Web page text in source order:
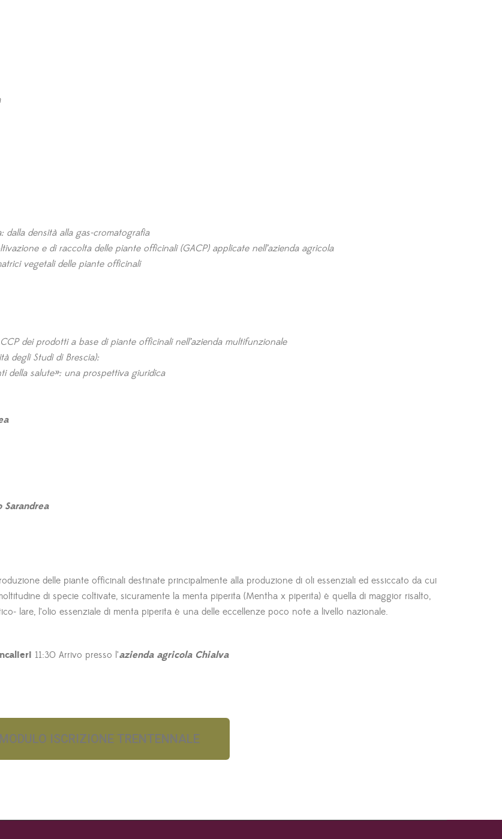
dalla densità alla gas-cromatografia
e di raccolta delle piante officinali (GACP) applicate nell’azienda agricola
vegetali delle piante officinali
dei prodotti a base di piante officinali nell’azienda multifunzionale
degli Studi di Brescia):
della salute»: una prospettiva giuridica
delle piante officinali destinate principalmente alla produzione di oli essenziali ed essiccato da cui
di specie coltivate, sicuramente la menta piperita (Mentha x piperita) è quella di maggior risalto,
lare, l’olio essenziale di menta piperita è una delle eccellenze poco note a livello nazionale.
11:30 Arrivo presso l’azienda agricola Chialva
MODULO ISCRIZIONE TRENTENNALE